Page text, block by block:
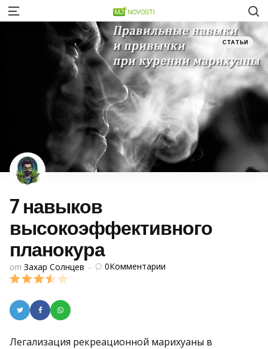
Menu
Категории
Posted
СТАТЬИ
7 навыков
высокоэффективного
планокура
Posted
by
от Захар Солнцев 0Комментарии
Легализация рекреационной марихуаны в